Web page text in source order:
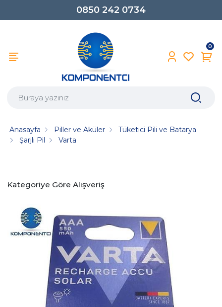
0850 242 0734
0
Anasayfa Piller ve Aküler
Tüketici Pili ve Batarya
Şarjlı Pil
Varta
Kategoriye Göre Alışveriş